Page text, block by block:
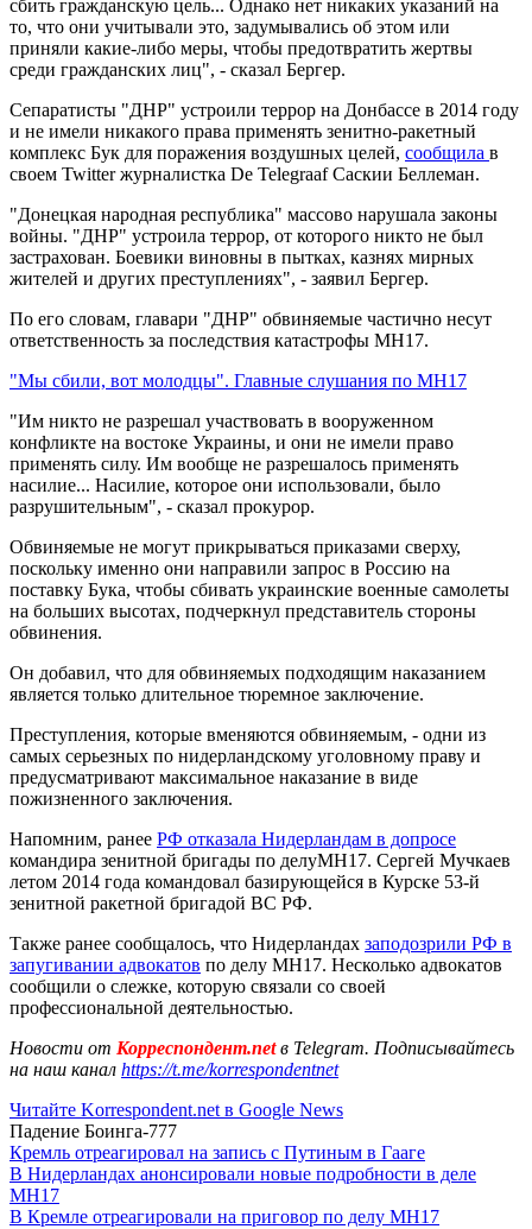
сбить гражданскую цель... Однако нет никаких указаний на
то, что они учитывали это, задумывались об этом или
приняли какие-либо меры, чтобы предотвратить жертвы
среди гражданских лиц", - сказал Бергер.
Сепаратисты "ДНР" устроили террор на Донбассе в 2014 году
и не имели никакого права применять зенитно-ракетный
комплекс Бук для поражения воздушных целей, сообщила в
своем Twitter журналистка De Telegraaf Саскии Беллеман.
"Донецкая народная республика" массово нарушала законы
войны. "ДНР" устроила террор, от которого никто не был
застрахован. Боевики виновны в пытках, казнях мирных
жителей и других преступлениях", - заявил Бергер.
По его словам, главари "ДНР" обвиняемые частично несут
ответственность за последствия катастрофы MH17.
"Мы сбили, вот молодцы". Главные слушания по MH17
"Им никто не разрешал участвовать в вооруженном
конфликте на востоке Украины, и они не имели право
применять силу. Им вообще не разрешалось применять
насилие... Насилие, которое они использовали, было
разрушительным", - сказал прокурор.
Обвиняемые не могут прикрываться приказами сверху,
поскольку именно они направили запрос в Россию на
поставку Бука, чтобы сбивать украинские военные самолеты
на больших высотах, подчеркнул представитель стороны
обвинения.
Он добавил, что для обвиняемых подходящим наказанием
является только длительное тюремное заключение.
Преступления, которые вменяются обвиняемым, - одни из
самых серьезных по нидерландскому уголовному праву и
предусматривают максимальное наказание в виде
пожизненного заключения.
Напомним, ранее РФ отказала Нидерландам в допросе
командира зенитной бригады по делуMH17. Сергей Мучкаев
летом 2014 года командовал базирующейся в Курске 53-й
зенитной ракетной бригадой ВС РФ.
Также ранее сообщалось, что Нидерландах заподозрили РФ в
запугивании адвокатов по делу MH17. Несколько адвокатов
сообщили о слежке, которую связали со своей
профессиональной деятельностью.
Новости от Корреспондент.netв Telegram. Подписывайтесь
на наш канал https://t.me/korrespondentnet
Читайте Korrespondent.net в Google News
Падение Боинга-777
Кремль отреагировал на запись с Путиным в Гааге
В Нидерландах анонсировали новые подробности в деле
MH17
В Кремле отреагировали на приговор по делу МН17